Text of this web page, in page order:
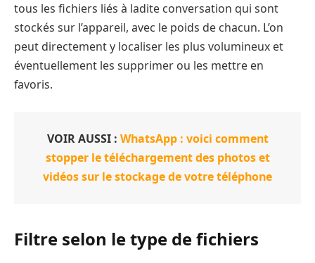
tous les fichiers liés à ladite conversation qui sont
stockés sur l’appareil, avec le poids de chacun. L’on
peut directement y localiser les plus volumineux et
éventuellement les supprimer ou les mettre en
favoris.
VOIR AUSSI : WhatsApp : voici comment
stopper le téléchargement des photos et
vidéos sur le stockage de votre téléphone
Filtre selon le type de fichiers